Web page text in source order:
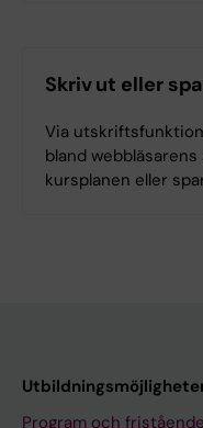
Skriv ut eller
Via
bland
kursplanen eller
Program och